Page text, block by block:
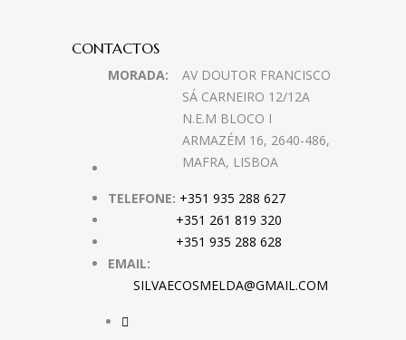
CONTACTOS
MORADA:
AV DOUTOR FRANCISCO
SÁ CARNEIRO 12/12A
N.E.M BLOCO I
ARMAZÉM 16, 2640-486,
MAFRA, LISBOA
TELEFONE: +351 935 288 627
+351 261 819 320
+351 935 288 628
EMAIL:
SILVAECOSMELDA@GMAIL.COM